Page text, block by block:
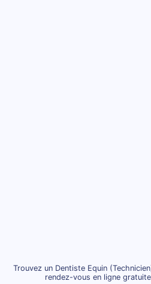
Trouvez un Dentiste Equin
rendez-vous en ligne